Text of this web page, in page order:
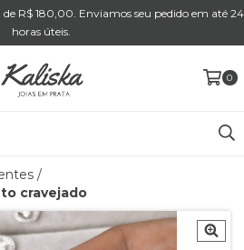
R$ 180,00. Enviamos seu pedido em até 24
horas úteis.
0
/
cravejado